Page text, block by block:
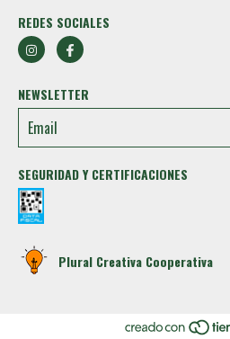
REDES SOCIALES
NEWSLETTER
SEGURIDAD Y CERTIFICACIONES
Plural Creativa Cooperativa